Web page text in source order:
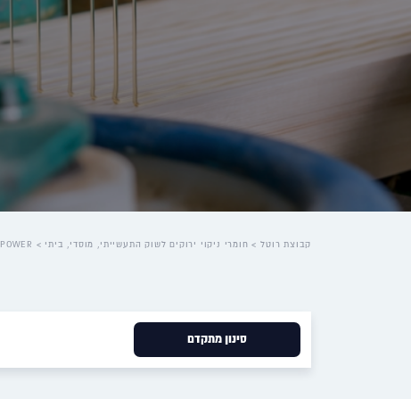
קבוצת רוטל> חומרי ניקוי ירוקים לשוק התעשייתי, מוסדי, ביתי > POWER-שוק תעשייתי
סינון מתקדם